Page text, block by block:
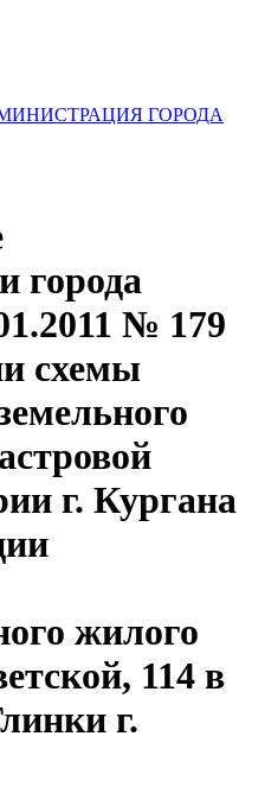
ГОРОДА
города
№ 179
схемы
г. Кургана
жилого
114 в
г.